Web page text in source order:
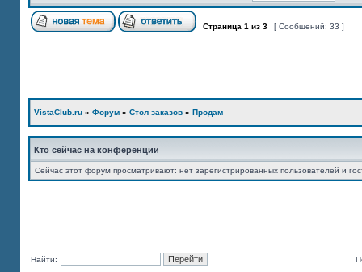
Страница 1 из 3 [ Сообщений: 33 ]
VistaClub.ru » Форум » Стол заказов » Продам
Кто сейчас на конференции
Сейчас этот форум просматривают: нет зарегистрированных пользователей и
Найти: